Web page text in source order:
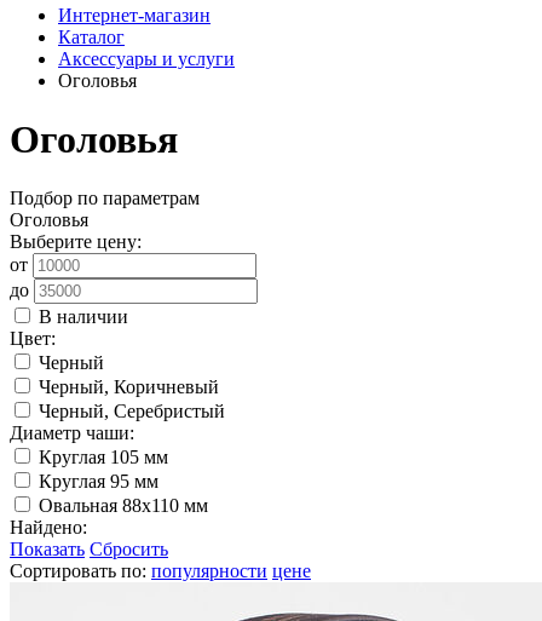
Интернет-магазин
Каталог
Аксессуары и услуги
Оголовья
Оголовья
Подбор по параметрам
Оголовья
Выберите цену:
от
до
В наличии
Цвет:
Черный
Черный, Коричневый
Черный, Серебристый
Диаметр чаши:
Круглая 105 мм
Круглая 95 мм
Овальная 88x110 мм
Найдено:
Показать Сбросить
Сортировать по: популярности цене